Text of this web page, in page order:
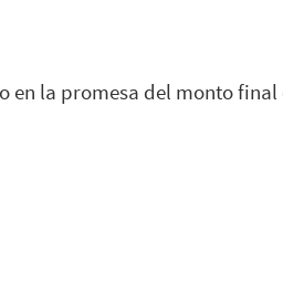
en la promesa del monto final